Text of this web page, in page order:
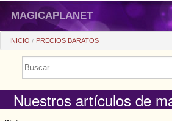
PROMOCIONES
VENTAS FLASH
magicaplanet
INICIO PRECIOS BARATOS
Nuestros artículos de